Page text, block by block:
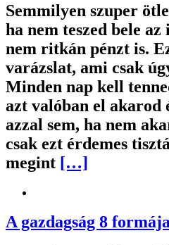
Semmilyen szuper
ha nem teszed bele
nem ritkán pénzt is.
varázslat, ami csak
Minden nap kell
azt valóban el akarod
azzal sem, ha nem
csak ezt érdemes
megint […]
A gazdagság 8